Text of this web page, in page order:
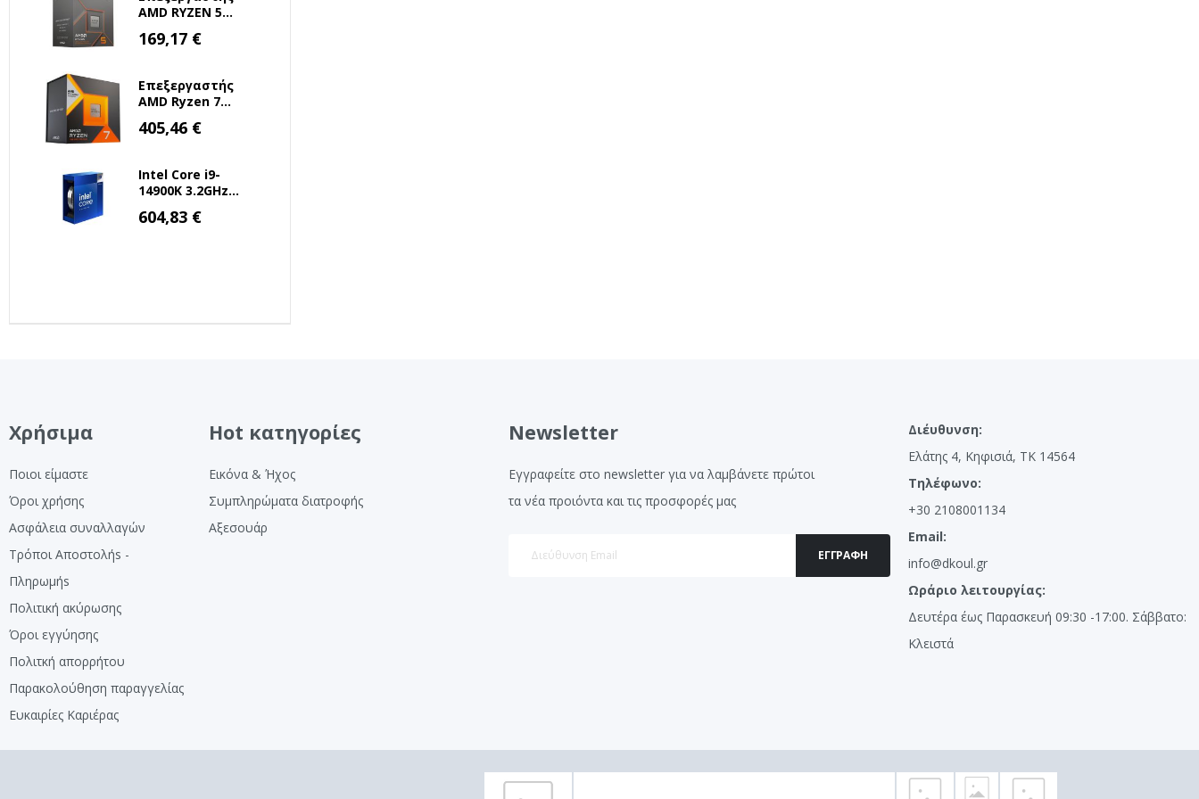
AMD RYZEN 5
AM5 (100-
(AMDRYZ5-8500G)
Ειδική
Τιμή
169,17 €
Επεξεργαστής
AMD Ryzen 7
Πυρήνων για
100000910WOF)
(AMDRYZ7-
7800X3D)
Ειδική
Τιμή
405,46 €
Intel Core i9-
14900K 3.2GHz
(BX8071514900K)
Ειδική
Τιμή
604,83 €
Χρήσιμα
Ποιοι είμαστε
Όροι χρήσης
Ασφάλεια συναλλαγών
Τρόποι Αποστολήs -
Πληρωμήs
Πολιτική ακύρωσης
Όροι εγγύησης
Πολιτκή απορρήτου
Παρακολούθηση παραγγελίας
Ευκαιρίες Καριέρας
Hot κατηγορίες
Εικόνα & Ήχος
Συμπληρώματα διατροφής
Αξεσουάρ
Newsletter
Εγγραφείτε στο newsletter για να λαμβάνετε πρώτοι
τα νέα προιόντα και τις προσφορές μας
ΕΓΓΡΑΦΉ
Διέυθυνση:
Ελάτης 4, Κηφισιά, ΤΚ 14564
Τηλέφωνο:
+30 2108001134
Email:
info@dkoul.gr
Ωράριο λειτουργίας:
Δευτέρα έως Παρασκευή 09:30 -17:00. Σάββατο:
Κλειστά